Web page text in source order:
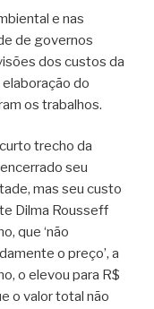
e nas
de governos
dos custos da
do
os trabalhos.
curto trecho da
seu
mas seu custo
Dilma Rousseff
que ‘não
o preço’, a
o elevou para R$
o valor total não